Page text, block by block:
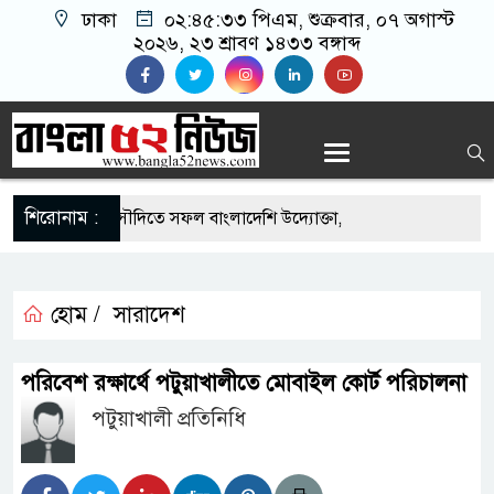
ঢাকা ০২:৪৫:৩৪ পিএম, শুক্রবার, ০৭ অগাস্ট
২০২৬, ২৩ শ্রাবণ ১৪৩৩ বঙ্গাব্দ
শিরোনাম :
সুযোগে সৌদিতে সফল বাংলাদেশি উদ্যোক্তা,
মাছে মিলল মাইক্রোপ্লাস্টিক, বেশি কই মাছে
ব্যবসায়িক অগ্রযাত্রায় নতুন অধ্যায়
স্থিতিশীল সরকার,প্রবাসীদের বিনিয়োগের এখনই
হোম / সারাদেশ
পরিবেশ রক্ষার্থে পটুয়াখালীতে মোবাইল কোর্ট পরিচালনা
পটুয়াখালী প্রতিনিধি